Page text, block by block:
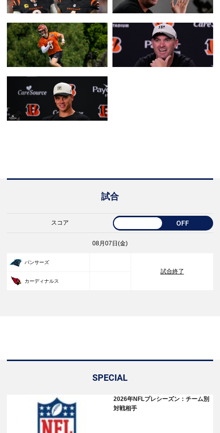
試合
スコア OFF
08月07日(金)
パンサーズ
試合終了
カーディナルス
SPECIAL
2026年NFLプレシーズン：チーム別
対戦相手